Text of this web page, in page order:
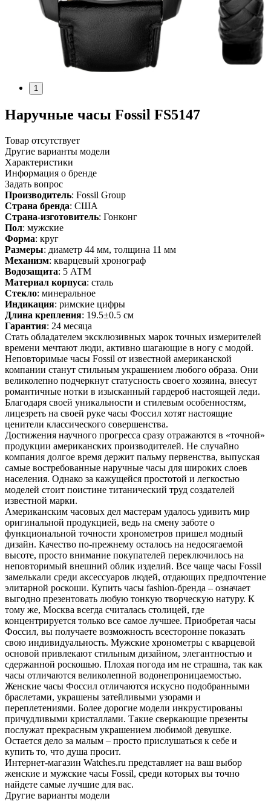
1
Наручные часы Fossil FS5147
Товар отсутствует
Другие варианты модели
Характеристики
Информация о бренде
Задать вопрос
Производитель: Fossil Group
Страна бренда: США
Страна-изготовитель: Гонконг
Пол: мужские
Форма: круг
Размеры: диаметр 44 мм, толщина 11 мм
Механизм: кварцевый хронограф
Водозащита: 5 АТМ
Материал корпуса: сталь
Стекло: минеральное
Индикация: римские цифры
Длина крепления: 19.5±0.5 см
Гарантия: 24 месяца
Стать обладателем эксклюзивных марок точных измерителей
времени мечтают люди, активно шагающие в ногу с модой.
Неповторимые часы Fossil от известной американской
компании станут стильным украшением любого образа. Они
великолепно подчеркнут статусность своего хозяина, внесут
романтичные нотки в изысканный гардероб настоящей леди.
Благодаря своей уникальности и стилевым особенностям,
лицезреть на своей руке часы Фоссил хотят настоящие
ценители классического совершенства.
Достижения научного прогресса сразу отражаются в «точной»
продукции американских производителей. Не случайно
компания долгое время держит пальму первенства, выпуская
самые востребованные наручные часы для широких слоев
населения. Однако за кажущейся простотой и легкостью
моделей стоит поистине титанический труд создателей
известной марки.
Американским часовых дел мастерам удалось удивить мир
оригинальной продукцией, ведь на смену заботе о
функциональной точности хронометров пришел модный
дизайн. Качество по-прежнему осталось на недосягаемой
высоте, просто внимание покупателей переключилось на
неповторимый внешний облик изделий. Все чаще часы Fossil
замелькали среди аксессуаров людей, отдающих предпочтение
элитарной роскоши. Купить часы fashion-бренда – означает
выгодно презентовать любую тонкую творческую натуру. К
тому же, Москва всегда считалась столицей, где
концентрируется только все самое лучшее. Приобретая часы
Фоссил, вы получаете возможность всесторонне показать
свою индивидуальность. Мужские хронометры с кварцевой
основой привлекают стильным дизайном, элегантностью и
сдержанной роскошью. Плохая погода им не страшна, так как
часы отличаются великолепной водонепроницаемостью.
Женские часы Фоссил отличаются искусно подобранными
браслетами, украшены затейливыми узорами и
переплетениями. Более дорогие модели инкрустированы
причудливыми кристаллами. Такие сверкающие презенты
послужат прекрасным украшением любимой девушке.
Остается дело за малым – просто прислушаться к себе и
купить то, что душа просит.
Интернет-магазин Watches.ru представляет на ваш выбор
женские и мужские часы Fossil, среди которых вы точно
найдете самые лучшие для вас.
Другие варианты модели